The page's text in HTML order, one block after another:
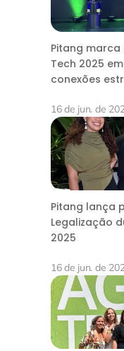
Pitang
Tech 2025
conexões
16 de jun. de
Pitang lança
Legalização
2025
16 de jun. de